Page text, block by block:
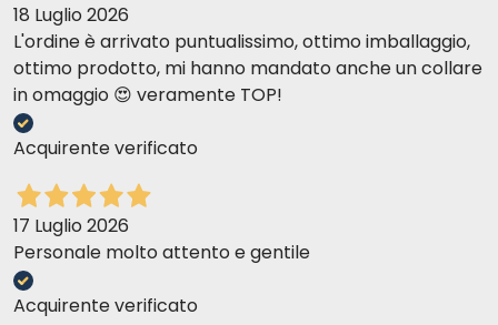
18 Luglio 2026
L'ordine è arrivato puntualissimo, ottimo imballaggio,
ottimo prodotto, mi hanno mandato anche un collare
in omaggio 😍 veramente TOP!
Acquirente verificato
17 Luglio 2026
Personale molto attento e gentile
Acquirente verificato